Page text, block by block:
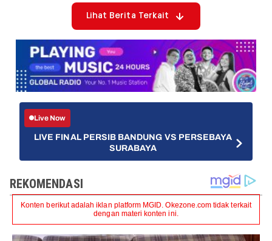
Lihat Berita Terkait
Live Now
LIVE FINAL PERSIB BANDUNG VS PERSEBAYA
SURABAYA